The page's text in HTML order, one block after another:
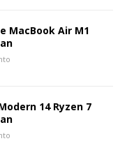
MacBook Air M1
14 Ryzen 7